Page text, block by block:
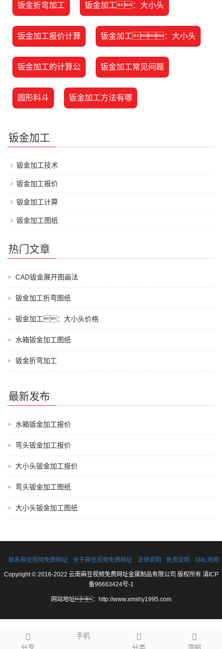
钣金折弯加工 钣金加工：大小头
钣金加工报价计算 钣金加工：大小头
钣金加工的计算公 钣金加工常见问题
圆形料斗 钣金加工方法有哪
钣金加工
钣金加工技术
钣金加工报价
钣金加工计算
钣金加工图纸
热门文章
CAD钣金展开图画法
钣金加工折弯图纸
钣金加工：大小头价格
水箱钣金加工图纸
钣金折弯加工
最新发布
水箱钣金加工报价
弯头钣金加工报价
大小头钣金加工报价
弯头钣金加工图纸
大小头钣金加工图纸
手机
联系麻豆视频免费网址 关于麻豆视频免费网址 法律说明 免责说明 XML地图
Copyright © 2016-2022 云南麻豆视频免费网址金属制品有限公司 版权所有 滇ICP
备96663424号-1
网站地址： http://www.xmshy1995.com